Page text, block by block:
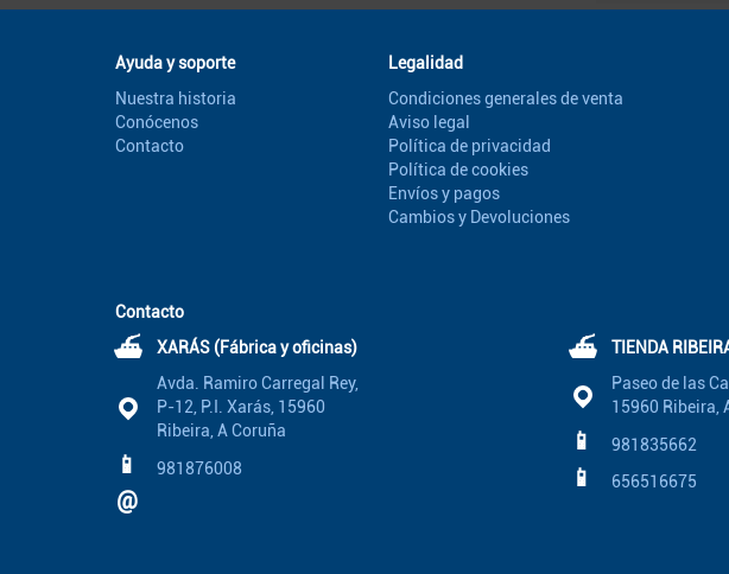
Ayuda y soporte
Nuestra historia
Conócenos
Contacto
Legalidad
Condiciones generales de venta
Aviso legal
Política de privacidad
Política de cookies
Envíos y pagos
Cambios y Devoluciones
Contacto
⛴
XARÁS (Fábrica y oficinas)
Avda. Ramiro Carregal Rey,
P-12, P.I. Xarás, 15960
Ribeira, A Coruña
📱 981876008
@
⛴
TIENDA
Paseo de las
15960 Ribeira,
📱 981835662
📱 656516675